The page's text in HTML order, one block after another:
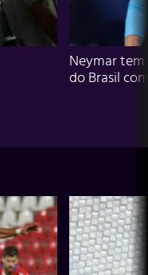
Neymar
do Brasil